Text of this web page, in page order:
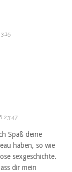
23:47
Spaß deine
haben, so wie
sexgeschichte.
dir mein